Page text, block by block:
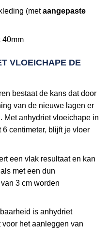
(metaangepaste
40mm
VLOEICHAPE DE
bestaat de kans dat door
van de nieuwe lagen er
Met anhydriet vloeichape in
6 centimeter, blijft je vloer
een vlak resultaat en kan
met een dun
3 cm worden
is anhydriet
het aanleggen van